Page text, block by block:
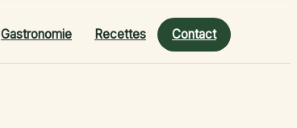
Gastronomie Recettes Contact